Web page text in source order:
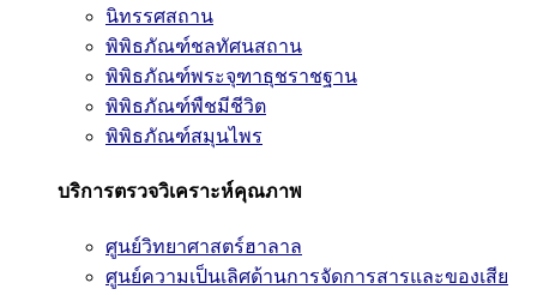
นิทรรศสถาน
พิพิธภัณฑ์ชลทัศนสถาน
พิพิธภัณฑ์พระจุฑาธุชราชฐาน
พิพิธภัณฑ์พืชมีชีวิต
พิพิธภัณฑ์สมุนไพร
บริการตรวจวิเคราะห์คุณภาพ
ศูนย์วิทยาศาสตร์ฮาลาล
ศูนย์ความเป็นเลิศด้านการจัดการสารและของเสีย